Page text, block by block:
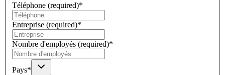
Téléphone (required)*
Entreprise (required)*
Nombre d'employés (required)*
Pays*